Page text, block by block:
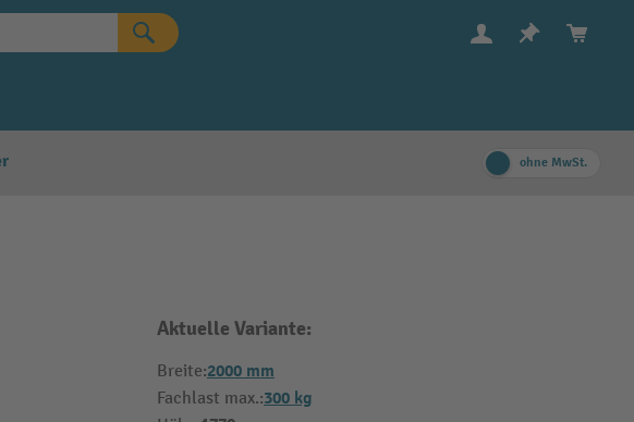
ohne MwSt.
Aktuelle Variante:
Breite:2000 mm
Fachlast max.:300 kg